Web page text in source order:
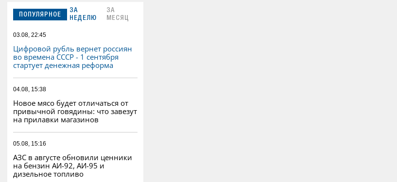
ПОПУЛЯРНОЕ
ЗА
НЕДЕЛЮ
ЗА
МЕСЯЦ
03.08, 22:45
Цифровой рубль вернет россиян
во времена СССР - 1 сентября
стартует денежная реформа
04.08, 15:38
Новое мясо будет отличаться от
привычной говядины: что завезут
на прилавки магазинов
05.08, 15:16
АЗС в августе обновили ценники
на бензин АИ-92, АИ-95 и
дизельное топливо